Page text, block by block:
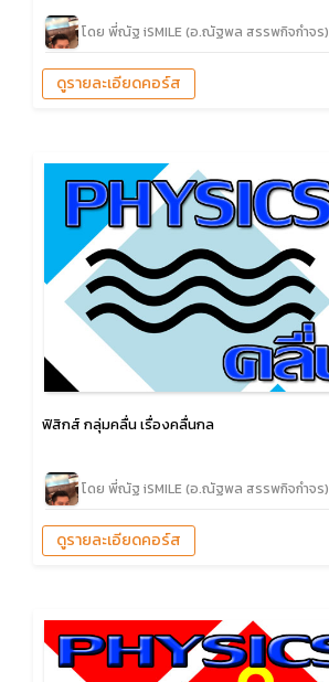
โดย พี่ณัฐ iSMILE (อ.ณัฐพล สรรพกิจกำจร)
ดูรายละเอียดคอร์ส
ฟิสิกส์ กลุ่มคลื่น เรื่องคลื่นกล
โดย พี่ณัฐ iSMILE (อ.ณัฐพล สรรพกิจกำจร)
ดูรายละเอียดคอร์ส